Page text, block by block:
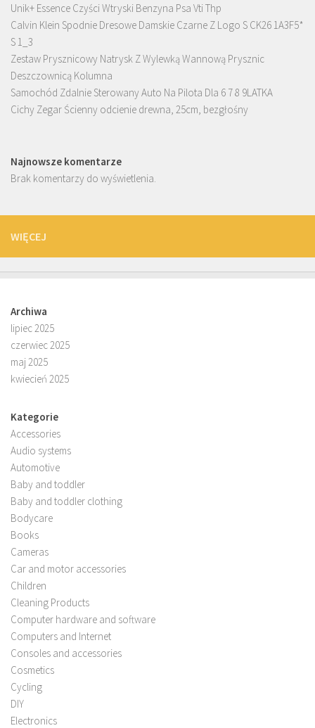
Unik+ Essence Czyści Wtryski Benzyna Psa Vti Thp
Calvin Klein Spodnie Dresowe Damskie Czarne Z Logo S CK26 1A3F5*
S 1_3
Zestaw Prysznicowy Natrysk Z Wylewką Wannową Prysznic
Deszczownicą Kolumna
Samochód Zdalnie Sterowany Auto Na Pilota Dla 6 7 8 9LATKA
Cichy Zegar Ścienny odcienie drewna, 25cm, bezgłośny
Najnowsze komentarze
Brak komentarzy do wyświetlenia.
WIĘCEJ
Archiwa
lipiec 2025
czerwiec 2025
maj 2025
kwiecień 2025
Kategorie
Accessories
Audio systems
Automotive
Baby and toddler
Baby and toddler clothing
Bodycare
Books
Cameras
Car and motor accessories
Children
Cleaning Products
Computer hardware and software
Computers and Internet
Consoles and accessories
Cosmetics
Cycling
DIY
Electronics